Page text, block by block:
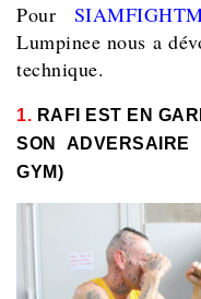
Pour
Lumpinee nous a
technique.
1. RAFI EST EN
SON
GYM)